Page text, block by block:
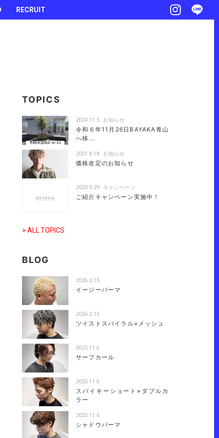
RECRUIT
TOPICS
2024.11.5 お知らせ
令和６年11月26日BAYAKA青山
へ移...
2021.8.18 お知らせ
価格改定のお知らせ
2020.9.29 キャンペーン
ご紹介キャンペーン実施中！
> ALL TOPICS
BLOG
2026.2.15
イージーパーマ
2026.2.15
ツイストスパイラル×メッシュ
2025.11.6
サーフカール
2025.11.6
スパイキーショート×ダブルカ
ラー
2025.11.6
シャドウパーマ